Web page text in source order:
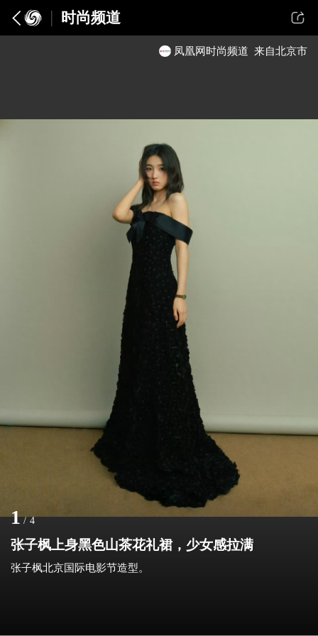
时尚频道
凤凰网时尚频道 来自北京市
1 / 4
张子枫上身黑色山茶花礼裙，少女感拉满
张子枫北京国际电影节造型。